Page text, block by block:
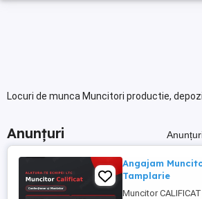
Locuri de munca Muncitori productie,
Anunțuri
Angajam
Tamplarie
Muncitor